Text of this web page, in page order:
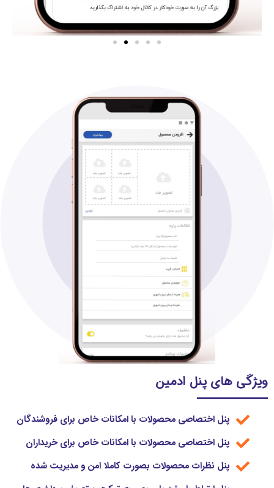
ویژگی های پنل ادمین
پنل اختصاصی محصولات با امکانات خاص برای فروشندگان
پنل اختصاصی محصولات با امکانات خاص برای خریداران
پنل نظرات محصولات بصورت کاملا امن و مدیریت شده